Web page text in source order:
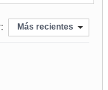
Más recientes